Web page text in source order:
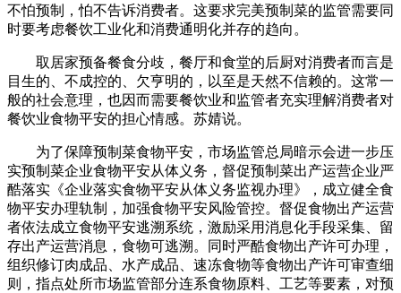
不怕预制，怕不告诉消费者。这要求完美预制菜的监管需要同
时要考虑餐饮工业化和消费通明化并存的趋向。
取居家预备餐食分歧，餐厅和食堂的后厨对消费者而言是
目生的、不成控的、欠亨明的，以至是天然不信赖的。这常一
般的社会意理，也因而需要餐饮业和监管者充实理解消费者对
餐饮业食物平安的担心情感。苏婧说。
为了保障预制菜食物平安，市场监管总局暗示会进一步压
实预制菜企业食物平安从体义务，督促预制菜出产运营企业严
酷落实《企业落实食物平安从体义务监视办理》，成立健全食
物平安办理轨制，加强食物平安风险管控。督促食物出产运营
者依法成立食物平安逃溯系统，激励采用消息化手段采集、留
存出产运营消息，食物可逃溯。同时严酷食物出产许可办理，
组织修订肉成品、水产成品、速冻食物等食物出产许可审查细
则，指点处所市场监管部分连系食物原料、工艺等要素，对预